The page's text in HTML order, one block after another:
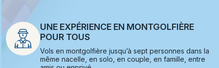
UNE EXPÉRIENCE EN MONTGOLFIÈRE
POUR TOUS
Vols en montgolfière jusqu’à sept personnes dans la
même nacelle, en solo, en couple, en famille, entre